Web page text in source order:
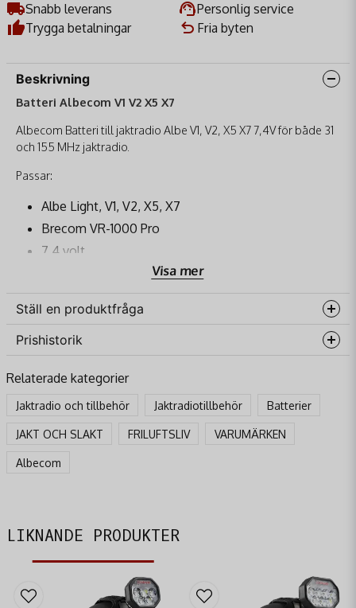
Snabb leverans
Personlig service
Trygga betalningar
Fria byten
Beskrivning
Batteri Albecom V1 V2 X5 X7
Albecom Batteri till jaktradio Albe V1, V2, X5 X7 7,4V för både 31
och 155 MHz jaktradio.
Passar:
Albe Light, V1, V2, X5, X7
Brecom VR-1000 Pro
7,4 volt
Visa mer
Ställ en produktfråga
question
Fråga oss något om denna produkten...
name
Namn
Prishistorik
Relaterade kategorier
Jaktradio och tillbehör Jaktradiotillbehör Batterier
JAKT OCH SLAKT FRILUFTSLIV VARUMÄRKEN
Albecom
LIKNANDE PRODUKTER